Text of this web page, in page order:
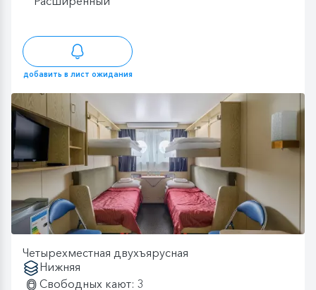
добавить в лист ожидания
Четырехместная двухъярусная
Нижняя
Свободных кают: 3